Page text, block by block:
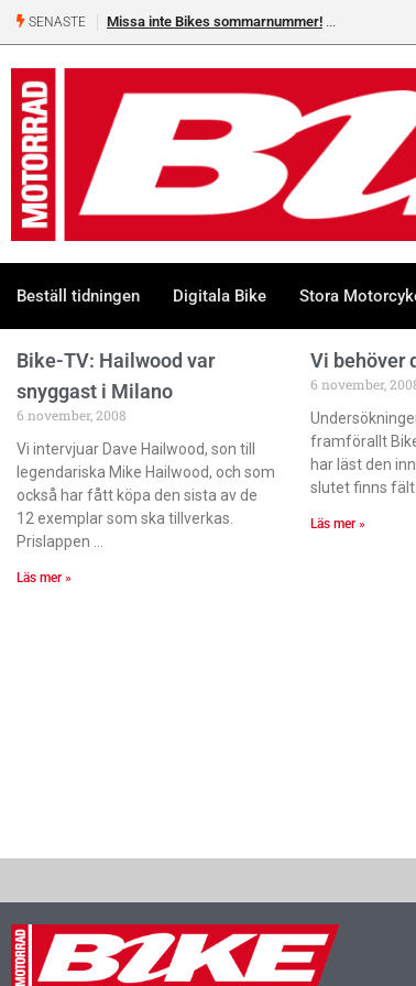
SENASTE Missa inte Bikes sommarnummer!
Beställ tidningen Digitala Bike Stora
Bike-TV: Hailwood var
snyggast i Milano
6 november, 2008
Vi intervjuar Dave Hailwood, son till
legendariska Mike Hailwood, och som
också har fått köpa den sista av de
12 exemplar som ska tillverkas.
Prislappen
Läs mer »
Vi behöver
6 november,
framförallt
har läst den
slutet finns
Läs mer »